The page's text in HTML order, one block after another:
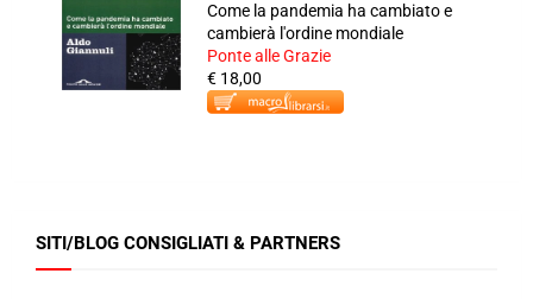
Come la pandemia ha cambiato e
cambierà l'ordine mondiale
Ponte alle Grazie
€ 18,00
SITI/BLOG CONSIGLIATI & PARTNERS